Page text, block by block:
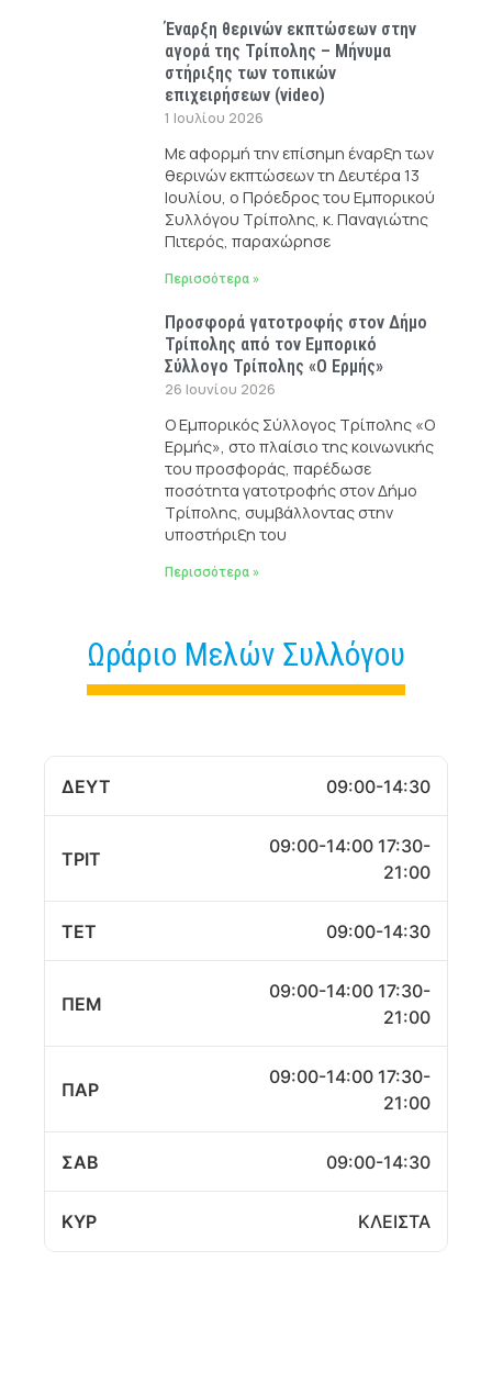
Ωράριο Μελών Συλλόγου
ΔΕΥΤ 09:00-14:30
ΤΡΙΤ
09:00-14:00 17:30-
21:00
ΤΕΤ 09:00-14:30
ΠΕΜ
09:00-14:00 17:30-
21:00
ΠΑΡ
09:00-14:00 17:30-
21:00
ΣΑΒ 09:00-14:30
ΚΥΡ ΚΛΕΙΣΤΑ
Έναρξη θερινών εκπτώσεων στην
αγορά της Τρίπολης – Μήνυμα
στήριξης των τοπικών
επιχειρήσεων (video)
1 Ιουλίου 2026
Με αφορμή την επίσημη έναρξη των
θερινών εκπτώσεων τη Δευτέρα 13
Ιουλίου, ο Πρόεδρος του Εμπορικού
Συλλόγου Τρίπολης, κ. Παναγιώτης
Πιτερός, παραχώρησε
Περισσότερα »
Προσφορά γατοτροφής στον Δήμο
Τρίπολης από τον Εμπορικό
Σύλλογο Τρίπολης «Ο Ερμής»
26 Ιουνίου 2026
Ο Εμπορικός Σύλλογος Τρίπολης «Ο
Ερμής», στο πλαίσιο της κοινωνικής
του προσφοράς, παρέδωσε
ποσότητα γατοτροφής στον Δήμο
Τρίπολης, συμβάλλοντας στην
υποστήριξη του
Περισσότερα »